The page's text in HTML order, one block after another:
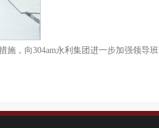
施，向​304am永利集团进一步加强领导班